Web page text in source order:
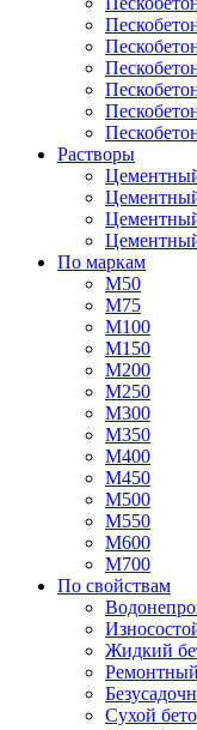
Растворы
По маркам
М50
М75
М100
М150
М200
М250
М300
М350
М400
М450
М500
М550
М600
М700
По свойствам
Жидкий
Сухой